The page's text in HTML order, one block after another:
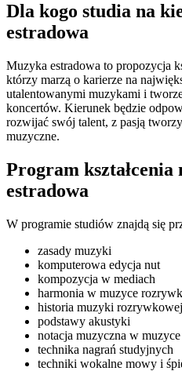
Dla kogo studia na
estradowa
Muzyka estradowa to propozycja
którzy marzą o karierze na
utalentowanymi muzykami i
koncertów. Kierunek będzie
rozwijać swój talent, z pasją
muzyczne.
Program
estradowa
W programie studiów znajdą się
zasady muzyki
komputerowa edycja nut
kompozycja w mediach
harmonia w muzyce
historia muzyki rozrywkowej
podstawy akustyki
notacja muzyczna w
technika nagrań studyjnych
techniki wokalne mowy i